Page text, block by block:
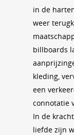
in de
weer
billboards
kleding,
een
connotatie
In de
liefde zijn